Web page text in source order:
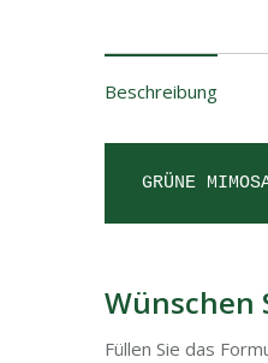
Beschreibung
GRÜNE
Wünschen
Füllen Sie das